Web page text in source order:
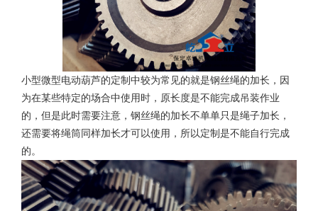
小型微型电动葫芦的定制中较为常见的就是钢丝绳的加长，因
为在某些特定的场合中使用时，原长度是不能完成吊装作业
的，但是此时需要注意，钢丝绳的加长不单单只是绳子加长，
还需要将绳筒同样加长才可以使用，所以定制是不能自行完成
的。